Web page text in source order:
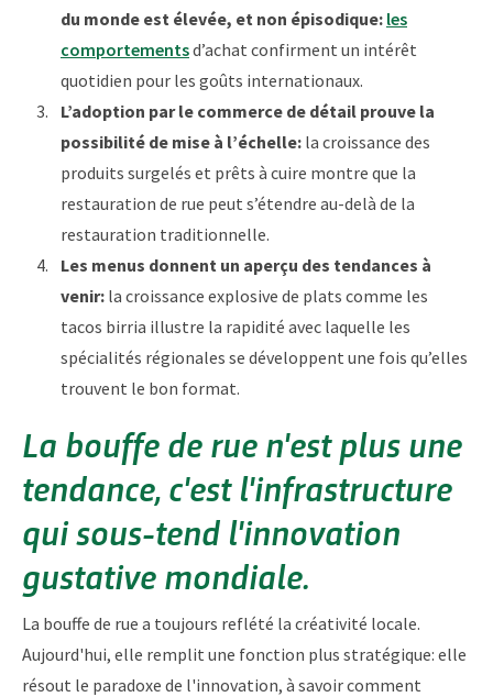
du monde est élevée, et non épisodique: les
comportementsd’achat confirment un intérêt
quotidien pour les goûts internationaux.
L’adoption par le commerce de détail prouve la
possibilité de mise à l’échelle: la croissance des
produits surgelés et prêts à cuire montre que la
restauration de rue peut s’étendre au-delà de la
restauration traditionnelle.
Les menus donnent un aperçu des tendances à
venir: la croissance explosive de plats comme les
tacos birria illustre la rapidité avec laquelle les
spécialités régionales se développent une fois qu’elles
trouvent le bon format.
La bouffe de rue n'est plus une
tendance, c'est l'infrastructure
qui sous-tend l'innovation
gustative mondiale.
La bouffe de rue a toujours reflété la créativité locale.
Aujourd'hui, elle remplit une fonction plus stratégique: elle
résout le paradoxe de l'innovation, à savoir comment